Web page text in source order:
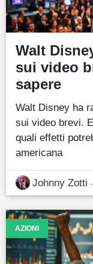
Walt
sui video
sapere
Walt Disney ha
sui video brevi.
quali effetti
americana
Johnny Zotti
AZIONI